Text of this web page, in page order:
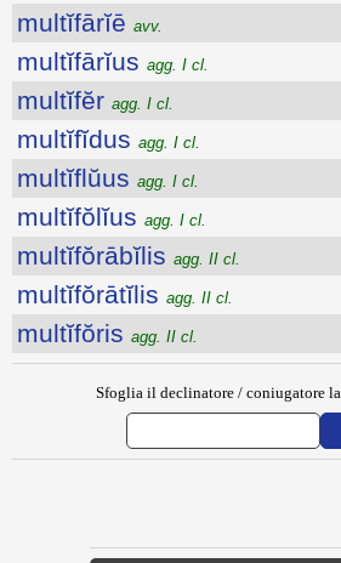
multĭfārĭē avv.
multĭfārĭus agg. I cl.
multĭfĕr agg. I cl.
multĭfĭdus agg. I cl.
multĭflŭus agg. I cl.
multĭfŏlĭus agg. I cl.
multĭfŏrābĭlis agg. II cl.
multĭfŏrātĭlis agg. II cl.
multĭfŏris agg. II cl.
Sfoglia il declinatore / coniugatore